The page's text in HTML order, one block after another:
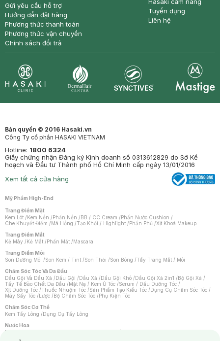
Gửi yêu cầu hỗ trợ
Hướng dẫn đặt hàng
Phương thức thanh toán
Phương thức vận chuyển
Chính sách đổi trả
Tuyển dụng
Liên hệ
Bản quyền © 2016 Hasaki.vn
Công Ty cổ phần HASAKI VIETNAM
Hotline: 1800 6324
Giấy chứng nhận Đăng ký Kinh doanh số 0313612829 do Sở Kế
hoạch và Đầu tư Thành phố Hồ Chí Minh cấp ngày 13/01/2016
Xem tất cả cửa hàng
Mỹ Phẩm High-End
Trang Điểm Mặt
Kem Lót /Kem Nền /Phấn Nền /BB / CC Cream /Phấn Nước Cushion /
Che Khuyết Điểm /Má Hồng /Tạo Khối / Highlight /Phấn Phủ /Xịt Khoá Makeup
Trang Điểm Mắt
Kẻ Mày /Kẻ Mắt /Phấn Mắt /Mascara
Trang Điểm Môi
Son Dưỡng Môi /Son Kem / Tint /Son Thỏi /Son Bóng /Tẩy Trang Mắt / Môi
Chăm Sóc Tóc Và Da Đầu
Dầu Gội Và Dầu Xả /Dầu Gội /Dầu Xả /Dầu Gội Khô /Dầu Gội Xả 2in1 /Bộ Gội Xả /
Tẩy Tế Bào Chết Da Đầu /Mặt Nạ / Kem Ủ Tóc /Serum / Dầu Dưỡng Tóc /
Xịt Dưỡng Tóc /Thuốc Nhuộm Tóc /Sản Phẩm Tạo Kiểu Tóc /Dụng Cụ Chăm Sóc Tóc /
Máy Sấy Tóc /Lược /Bộ Chăm Sóc Tóc /Phụ Kiện Tóc
Chăm Sóc Cơ Thể
Kem Tẩy Lông /Dụng Cụ Tẩy Lông
Nước Hoa
Nước Hoa Nữ